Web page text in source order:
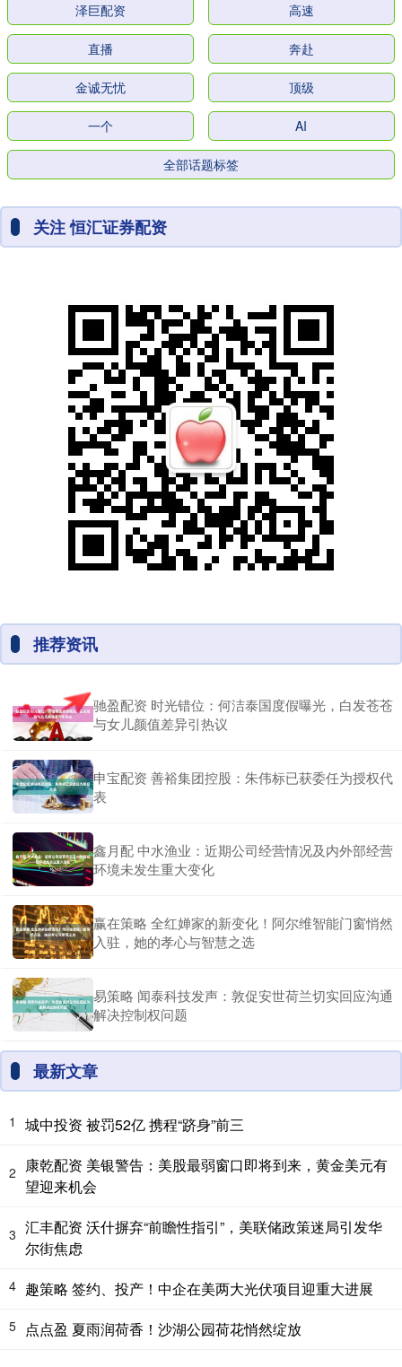
泽巨配资 高速
直播 奔赴
金诚无忧 顶级
一个 AI
全部话题标签
关注 恒汇证券配资
推荐资讯
驰盈配资 时光错位：何洁泰国度假曝光，白发苍苍
与女儿颜值差异引热议
申宝配资 善裕集团控股：朱伟标已获委任为授权代
表
鑫月配 中水渔业：近期公司经营情况及内外部经营
环境未发生重大变化
赢在策略 全红婵家的新变化！阿尔维智能门窗悄然
入驻，她的孝心与智慧之选
易策略 闻泰科技发声：敦促安世荷兰切实回应沟通
解决控制权问题
最新文章
1 城中投资 被罚52亿 携程“跻身”前三
2 康乾配资 美银警告：美股最弱窗口即将到来，黄金美元有
望迎来机会
3 汇丰配资 沃什摒弃“前瞻性指引”，美联储政策迷局引发华
尔街焦虑
4 趣策略 签约、投产！中企在美两大光伏项目迎重大进展
5 点点盈 夏雨润荷香！沙湖公园荷花悄然绽放